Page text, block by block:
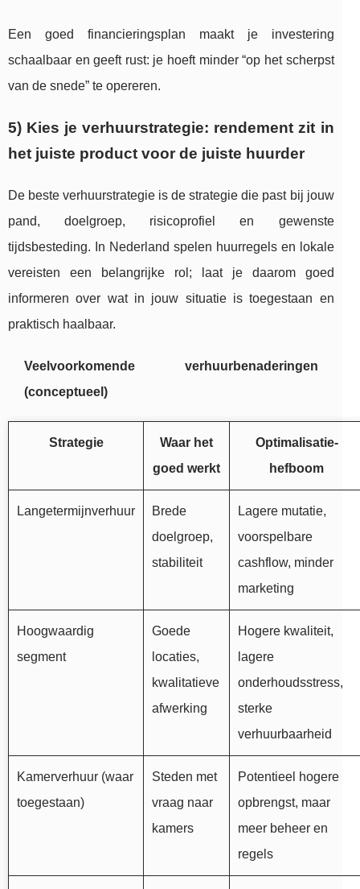
Een goed financieringsplan maakt je investering
schaalbaar en geeft rust: je hoeft minder “op het scherpst
van de snede” te opereren.
5) Kies je verhuurstrategie: rendement zit in
het juiste product voor de juiste huurder
De beste verhuurstrategie is de strategie die past bij jouw
pand, doelgroep, risicoprofiel en gewenste
tijdsbesteding. In Nederland spelen huurregels en lokale
vereisten een belangrijke rol; laat je daarom goed
informeren over wat in jouw situatie is toegestaan en
praktisch haalbaar.
Veelvoorkomende verhuurbenaderingen
(conceptueel)
Strategie
Waar het
goed werkt
Optimalisatie-
hefboom
Langetermijnverhuur
Brede
doelgroep,
stabiliteit
Lagere mutatie,
voorspelbare
cashflow, minder
marketing
Hoogwaardig
segment
Goede
locaties,
kwalitatieve
afwerking
Hogere kwaliteit,
lagere
onderhoudsstress,
sterke
verhuurbaarheid
Kamerverhuur (waar
toegestaan)
Steden met
vraag naar
kamers
Potentieel hogere
opbrengst, maar
meer beheer en
regels